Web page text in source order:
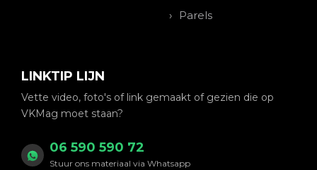
Parels
LINKTIP LIJN
Vette video, foto's of link gemaakt of gezien die op
VKMag moet staan?
06 590 590 72
Stuur ons materiaal via Whatsapp